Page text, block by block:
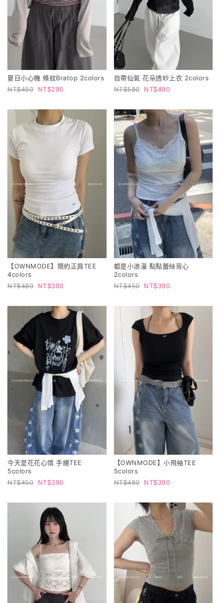
夏日小心機 條紋Bratop 2colors
450
290
自帶仙氣 花朵透紗上衣 2colors
580
490
【OWNMODE】簡約正肩TEE
4colors
480
380
都是小浪漫 點點蕾絲背心
2colors
450
390
今天是花花心情 手繪TEE
5colors
450
390
【OWNMODE】小飛袖TEE
5colors
480
390